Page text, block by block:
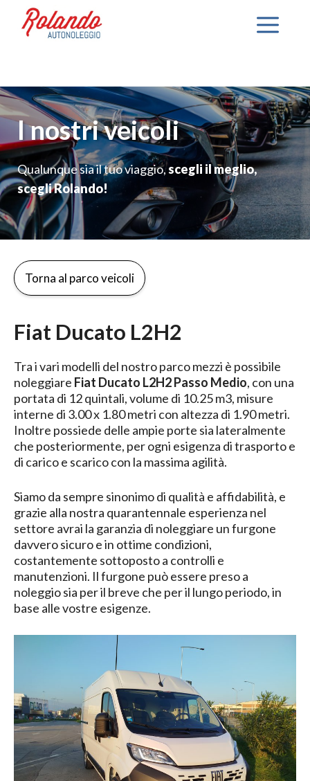
contenuto
I nostri veicoli
Qualunque sia il tuo viaggio,scegli il meglio,
scegli Rolando!
Torna al parco veicoli
Fiat Ducato L2H2
Tra i vari modelli del nostro parco mezzi è possibile
noleggiare Fiat Ducato L2H2 Passo Medio, con una
portata di 12 quintali, volume di 10.25 m3, misure
interne di 3.00 x 1.80 metri con altezza di 1.90 metri.
Inoltre possiede delle ampie porte sia lateralmente
che posteriormente, per ogni esigenza di trasporto e
di carico e scarico con la massima agilità.
Siamo da sempre sinonimo di qualità e affidabilità, e
grazie alla nostra quarantennale esperienza nel
settore avrai la garanzia di noleggiare un furgone
davvero sicuro e in ottime condizioni,
costantemente sottoposto a controlli e
manutenzioni. Il furgone può essere preso a
noleggio sia per il breve che per il lungo periodo, in
base alle vostre esigenze.